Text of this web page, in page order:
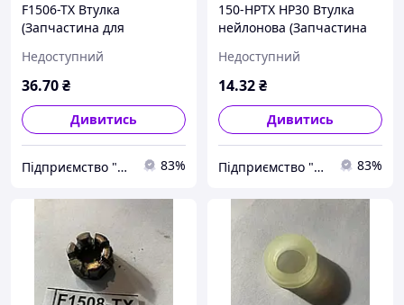
F1506-TX Втулка
(Запчастина для
HP-20, HP-25, HP-30, TX-20,
TX-25, TX-30)
Недоступний
36.70₴
Дивитись
Підприємство "Стандарт" 83%
150-HPTX HP30 Втулка
нейлонова (Запчастина
lift HP-20, HP-25, HP-30,
TX-20, TX-25, TX-30)
Недоступний
14.32₴
Дивитись
Підприємство "Стандарт" 83%